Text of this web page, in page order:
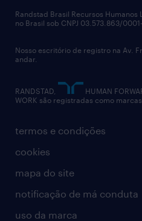
termos e condições
cookies
mapa do site
notificação de má conduta
uso da marca
Randstad Brasil Recursos
no Brasil sob CNPJ 03.573.863/
Nosso escritório de registro na Av.
andar.
RANDSTAD,
HUMAN
WORK são registradas como